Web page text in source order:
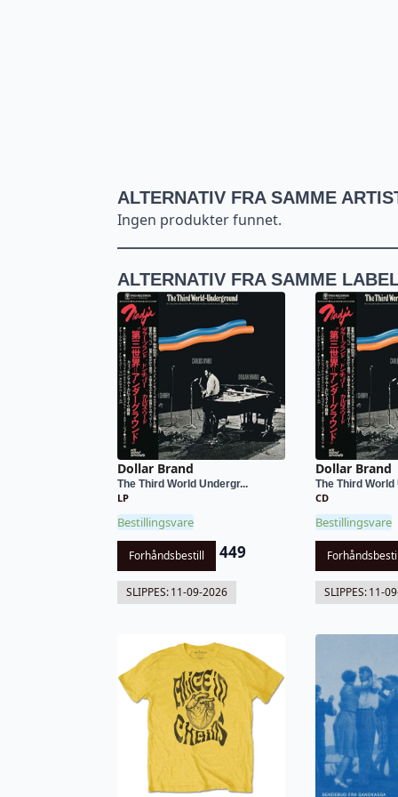
ALTERNATIV FRA SAMME
Ingen produkter funnet.
ALTERNATIV FRA SAMME
Dollar Brand
The Third World Undergr...
LP
Bestillingsvare
Forhåndsbestill 449
SLIPPES:11-09-2026
Dollar Brand
The Third World
CD
Bestillingsvare
SLIPPES:11-